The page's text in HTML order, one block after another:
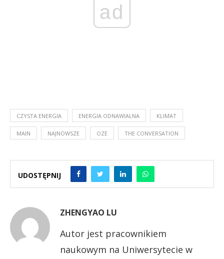
ad
CZYSTA ENERGIA ENERGIA ODNAWIALNA KLIMAT
MAIN NAJNOWSZE OZE THE CONVERSATION
UDOSTĘPNIJ
ZHENGYAO LU
Autor jest pracownikiem
naukowym na Uniwersytecie w